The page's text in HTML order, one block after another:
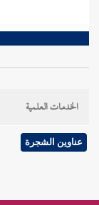
الخدمات العلمية
عناوين الشجرة